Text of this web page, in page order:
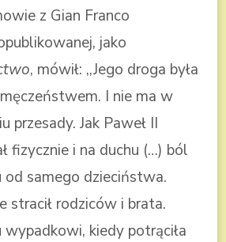
z Gian Franco
jako
, mówił: ,,Jego droga była
I nie ma w
przesady. Jak Paweł II
fizycznie i na duchu (…) ból
od samego dzieciństwa.
stracił rodziców i brata.
wypadkowi, kiedy potrąciła